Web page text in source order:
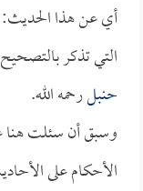
أي عن هذا
التي تذكر
حنبلرحمه الله.
وسبق أن سئلت هنا
الأحكام على